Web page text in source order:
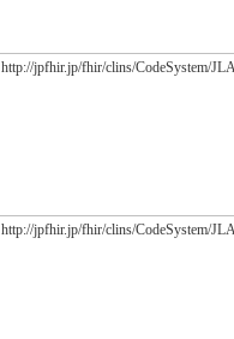
http://jpfhir.jp/fhir/clins/CodeSystem/
http://jpfhir.jp/fhir/clins/CodeSystem/